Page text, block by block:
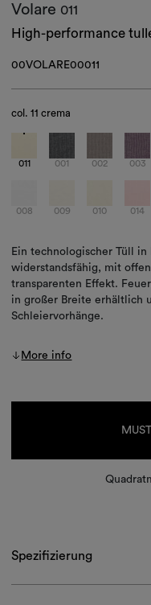
Volare 011
High-performance
00VOLARE00011
col.11 crema
011 001 002 003
008 009 010 014
Ein technologischer Tüll
widerstandsfähig, mit
transparenten Effekt.
in großer Breite erhältlich
Schleiervorhänge.
More info
Spezifizierung